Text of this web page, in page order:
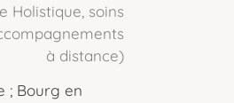
Holistique, soins
à distance)
; Bourg en